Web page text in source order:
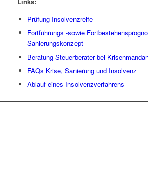
Prüfung Insolvenzreife
Fortführungs -sowie
Sanierungskonzept
Beratung Steuerberater bei
FAQs Krise, Sanierung und Insolvenz
Ablauf eines Insolvenzverfahrens